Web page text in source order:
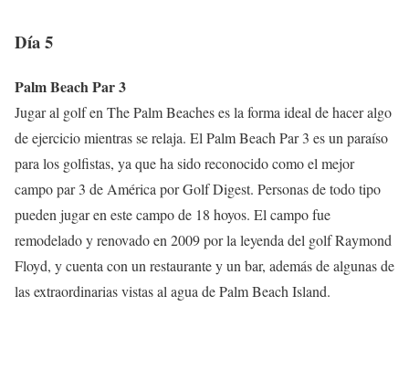
Día 5
Palm Beach Par 3
Jugar al golf en The Palm Beaches es la forma ideal de hacer algo
de ejercicio mientras se relaja. El Palm Beach Par 3 es un paraíso
para los golfistas, ya que ha sido reconocido como el mejor
campo par 3 de América por Golf Digest. Personas de todo tipo
pueden jugar en este campo de 18 hoyos. El campo fue
remodelado y renovado en 2009 por la leyenda del golf Raymond
Floyd, y cuenta con un restaurante y un bar, además de algunas de
las extraordinarias vistas al agua de Palm Beach Island.